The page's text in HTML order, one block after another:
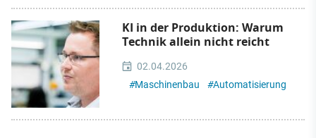
KI in der Produktion: Warum
Technik allein nicht reicht
02.04.2026
#Maschinenbau #Automatisierung